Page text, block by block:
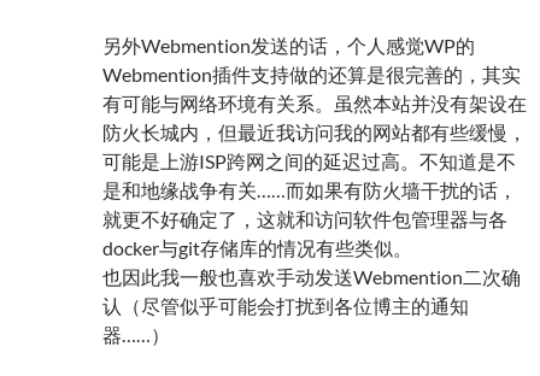
另外Webmention发送的话，个人感觉WP的
Webmention插件支持做的还算是很完善的，其实
有可能与网络环境有关系。虽然本站并没有架设在
防火长城内，但最近我访问我的网站都有些缓慢，
可能是上游ISP跨网之间的延迟过高。不知道是不
是和地缘战争有关……而如果有防火墙干扰的话，
就更不好确定了，这就和访问软件包管理器与各
docker与git存储库的情况有些类似。
也因此我一般也喜欢手动发送Webmention二次确
认（尽管似乎可能会打扰到各位博主的通知
器……）